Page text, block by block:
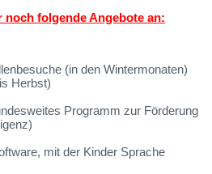
folgende Angebote an:
(in den Wintermonaten)
Herbst)
Programm zur Förderung
mit der Kinder Sprache